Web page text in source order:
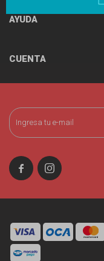
 
AYUDA
CUENTA